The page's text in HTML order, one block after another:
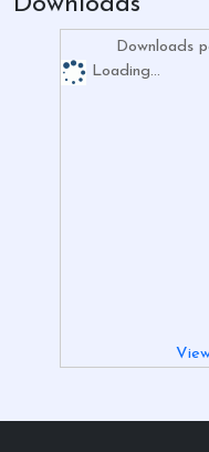
Downloads
Loading...